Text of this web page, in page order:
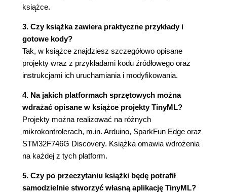
TensorFlow Lite
Konwertowanie na plik C
Podsumowanie
Rozdział 5. Witaj, świecie TinyML: budowanie
aplikacji
Dodawanie zależności
Przygotowanie testów
Przygotowanie do rejestrowania danych
Mapowanie naszego modelu
Klasa AllOpsResolver
Alokacja pamięci dla modelu
Tworzenie interpretera
Sprawdzenie tensora wejścia
książce.
3. Czy książka zawiera praktyczne przykłady i
gotowe kody?
Tak, w książce znajdziesz szczegółowo opisane
projekty wraz z przykładami kodu źródłowego oraz
instrukcjami ich uruchamiania i modyfikowania.
4. Na jakich platformach sprzętowych można
wdrażać opisane w książce projekty TinyML?
Projekty można realizować na różnych
mikrokontrolerach, m.in. Arduino, SparkFun Edge oraz
STM32F746G Discovery. Książka omawia wdrożenia
na każdej z tych platform.
5. Czy po przeczytaniu książki będę potrafił
samodzielnie stworzyć własną aplikację TinyML?